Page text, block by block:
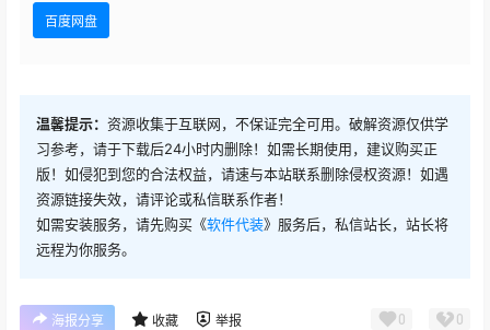
百度网盘
温馨提示： 资源收集于互联网，不保证完全可用。破解资源仅供学
习参考，请于下载后24小时内删除！如需长期使用，建议购买正
版！如侵犯到您的合法权益，请速与本站联系删除侵权资源！如遇
资源链接失效，请评论或私信联系作者！
如需安装服务，请先购买《软件代装》服务后，私信站长，站长将
远程为你服务。
海报分享 收藏 举报 0 0